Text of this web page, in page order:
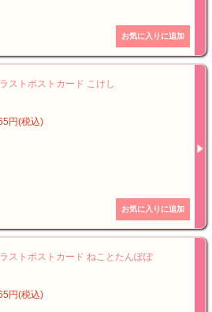
ストポストカード こけし
円(税込)
ストポストカード ねことたんぽぽ
円(税込)